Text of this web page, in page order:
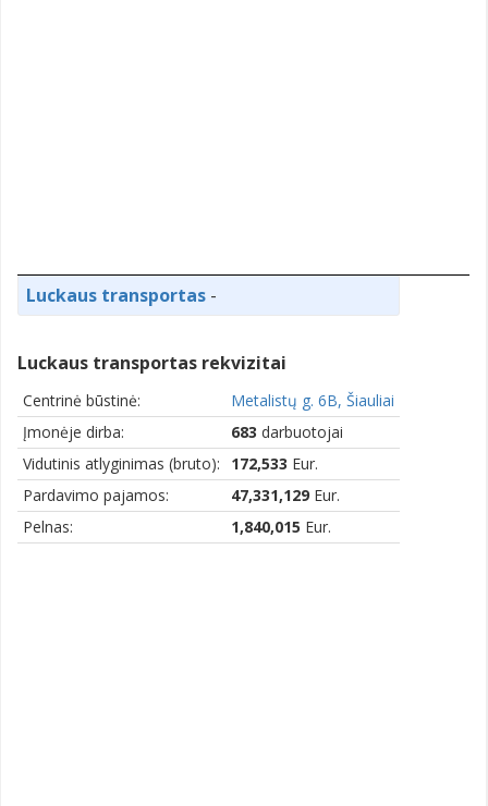
Luckaus transportas -
Luckaus transportas rekvizitai
Centrinė būstinė:
Metalistų g. 6B, Šiauliai
Įmonėje dirba:
683 darbuotojai
Vidutinis atlyginimas (bruto):
172,533 Eur.
Pardavimo pajamos:
47,331,129 Eur.
Pelnas:
1,840,015 Eur.